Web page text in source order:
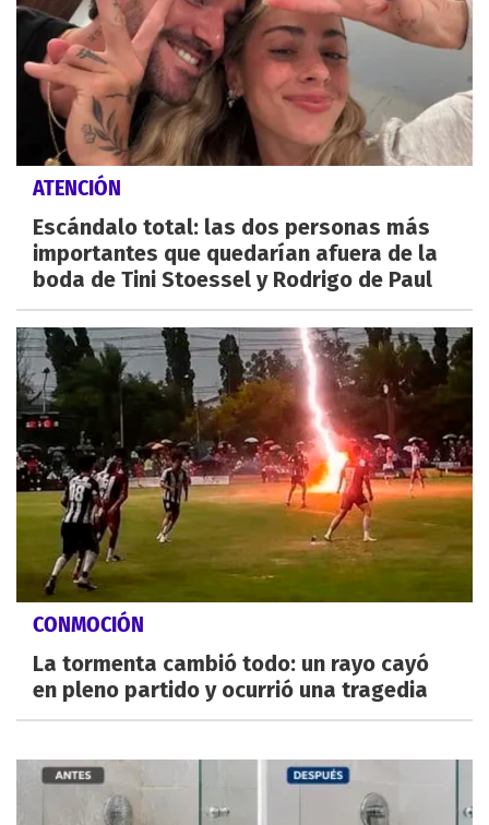
ATENCIÓN
Escándalo total: las dos personas más
importantes que quedarían afuera de la
boda de Tini Stoessel y Rodrigo de Paul
CONMOCIÓN
La tormenta cambió todo: un rayo cayó
en pleno partido y ocurrió una tragedia